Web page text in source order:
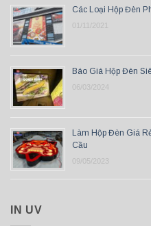
Các Loại Hộp Đèn
01/11/2021
Báo Giá Hộp Đèn
06/03/2024
Làm Hộp Đèn Giá
Cầu
09/05/2023
IN UV